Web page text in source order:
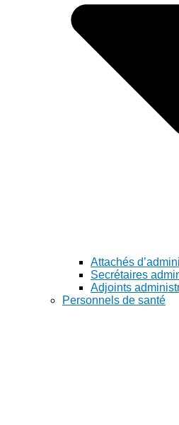
Attachés
Secrétaires
Adjoints
Personnels de santé